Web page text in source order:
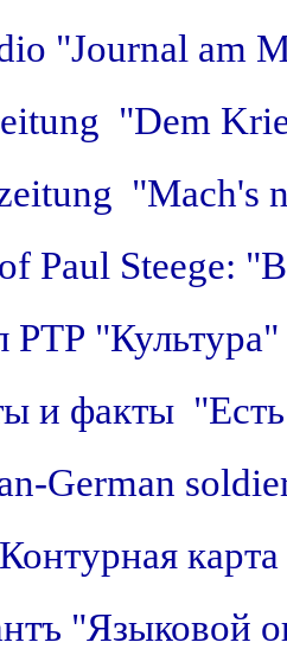
"Journal am
"Dem
"Mach's
Paul Steege:
РТР
и факты
German
"Языковой